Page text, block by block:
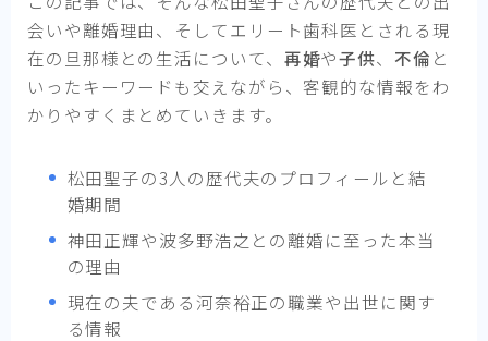
会いや離婚理由、そしてエリート歯科医とされる現
在の旦那様との生活について、 再婚や子供、 不倫 と
いったキーワードも交えながら、客観的な情報をわ
かりやすくまとめていきます。
松田聖子の3人の歴代夫のプロフィールと結
婚期間
神田正輝や波多野浩之との離婚に至った本当
の理由
現在の夫である河奈裕正の職業や出世に関す
る情報